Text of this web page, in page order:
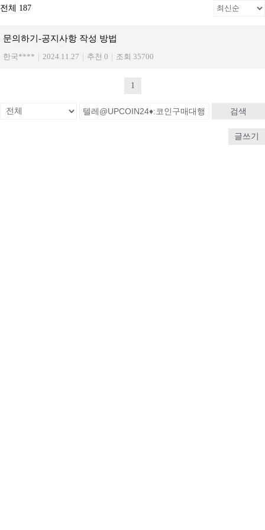
전체 187
문의하기-공지사항 작성 방법
한국**** | 2024.11.27 | 추천 0 | 조회 35700
1
검색
글쓰기